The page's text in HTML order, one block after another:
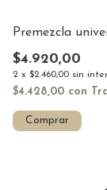
Premezcla
$4.920,00
2 x $2.460,00 sin
$4.428,00 con